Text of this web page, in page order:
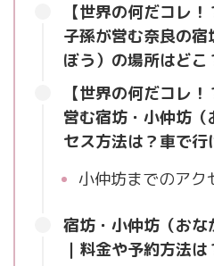
【世界の何だコレ
子孫が営む奈良の
ぼう）の場所はどこ
【世界の何だコレ
営む宿坊・小仲坊
セス方法は？車で行
小仲坊までのアク
宿坊・小仲坊（お
｜料金や予約方法は